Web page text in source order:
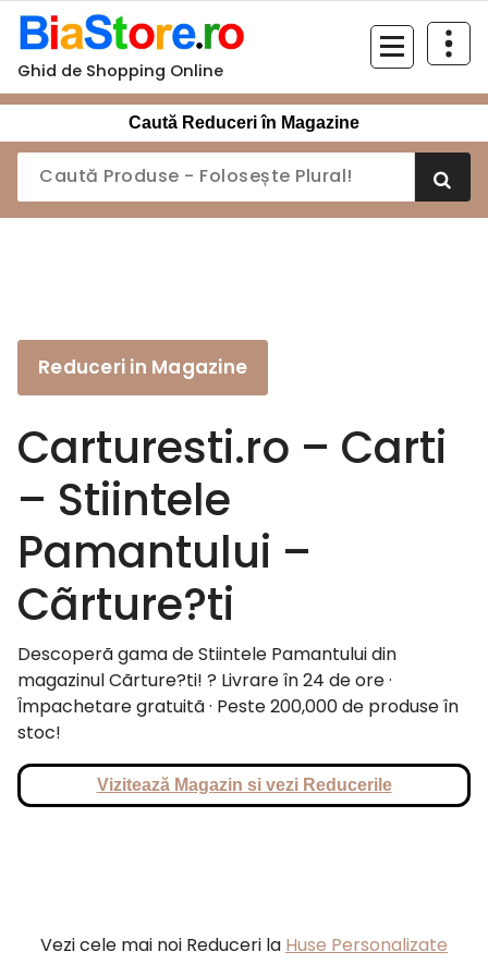
Sari
conținut
Ghid de Shopping Online
Caută Reduceri în Magazine
Reduceri in Magazine
Carturesti.ro – Carti
– Stiintele
Pamantului –
Cãrture?ti
Descoperã gama de Stiintele Pamantului din
magazinul Cãrture?ti! ? Livrare în 24 de ore ·
Împachetare gratuitã · Peste 200,000 de produse în
stoc!
Vizitează Magazin si vezi Reducerile
Vezi cele mai noi Reduceri la Huse Personalizate